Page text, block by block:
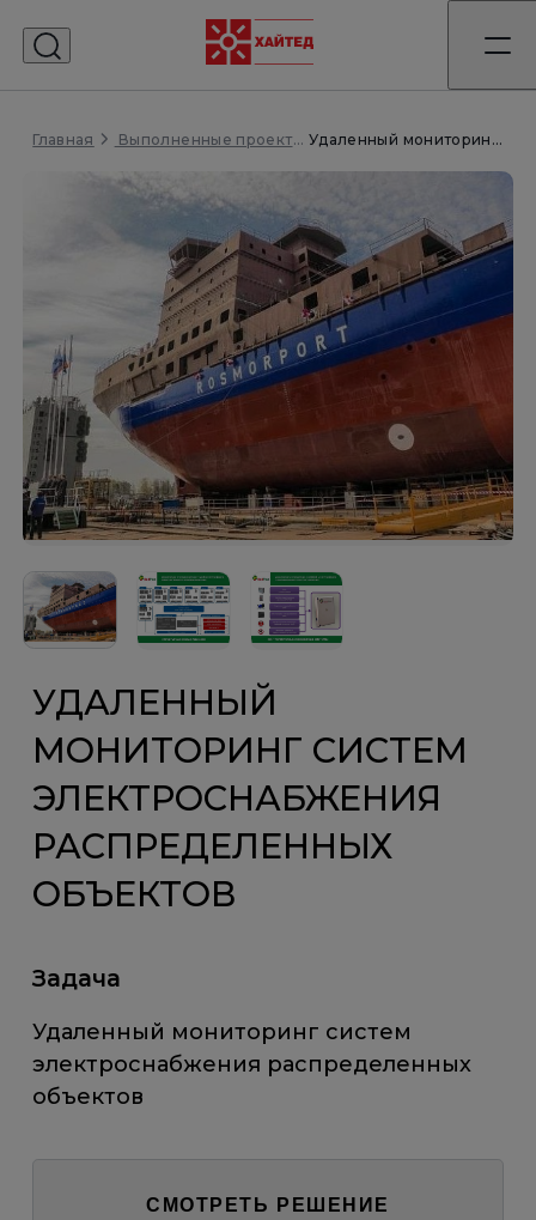
Главная Выполненные проекты Удаленный мониторинг систем электроснабжения распределенных объектов
УДАЛЕННЫЙ
МОНИТОРИНГ СИСТЕМ
ЭЛЕКТРОСНАБЖЕНИЯ
РАСПРЕДЕЛЕННЫХ
ОБЪЕКТОВ
Задача
Удаленный мониторинг систем
электроснабжения распределенных
объектов
СМОТРЕТЬ РЕШЕНИЕ